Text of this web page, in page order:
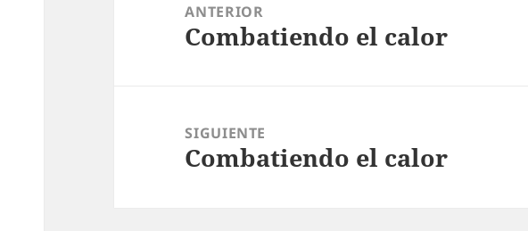
entradas
ANTERIOR
Entrada
Combatiendo el calor
SIGUIENTE
Entrada
Combatiendo el calor